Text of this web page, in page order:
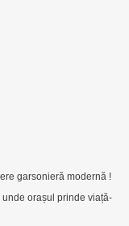
garsonieră modernă !
orașul prinde viață-